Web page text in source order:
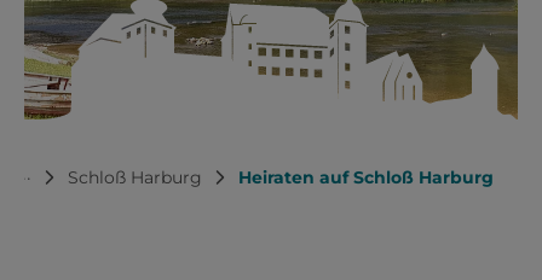
Heiraten auf Schloß Harburg
Schloß Harburg
···